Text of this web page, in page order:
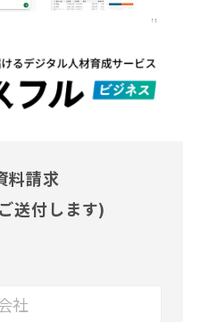
料請求
送付します)